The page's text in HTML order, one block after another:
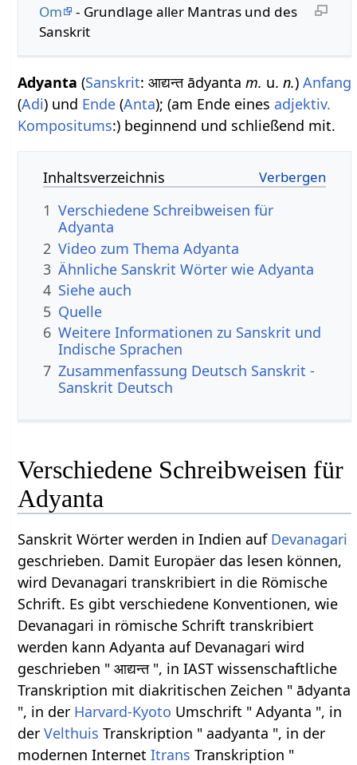
Om
- Grundlage aller Mantras und des
Sanskrit
Adyanta (Sanskrit: आद्यन्त ādyantam. u.n.)Anfang
(Adi) und Ende (Anta); (am Ende eines adjektiv.
Kompositums:) beginnend und schließend mit.
Inhaltsverzeichnis
1 Verschiedene Schreibweisen für
Adyanta
2 Video zum Thema Adyanta
3 Ähnliche Sanskrit Wörter wie Adyanta
4 Siehe auch
5 Quelle
6 Weitere Informationen zu Sanskrit und
Indische Sprachen
7 Zusammenfassung Deutsch Sanskrit -
Sanskrit Deutsch
Verschiedene Schreibweisen für
Adyanta
Sanskrit Wörter werden in Indien auf Devanagari
geschrieben. Damit Europäer das lesen können,
wird Devanagari transkribiert in die Römische
Schrift. Es gibt verschiedene Konventionen, wie
Devanagari in römische Schrift transkribiert
werden kann Adyanta auf Devanagari wird
geschrieben " आद्यन्त ", in IAST wissenschaftliche
Transkription mit diakritischen Zeichen " ādyanta
", in der Harvard-Kyoto Umschrift " Adyanta ", in
derVelthuis Transkription " aadyanta ", in der
modernen InternetItrans Transkription "